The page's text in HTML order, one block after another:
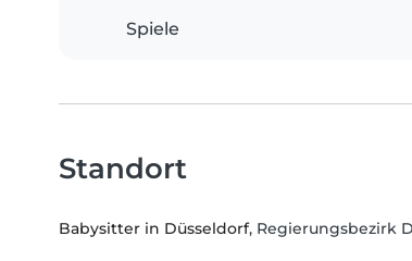
Spiele
Standort
Babysitter in Düsseldorf, Regierungsbezirk